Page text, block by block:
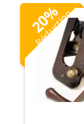
20
%
Réduction